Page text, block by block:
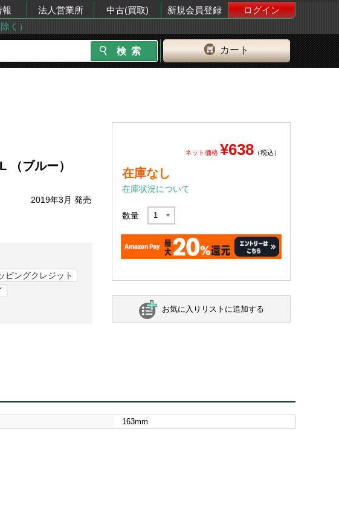
報 法人営業所 中古(買取) 新規会員登録
ログイン
く）
カート
（ブルー）
2019年3月 発売
ピングクレジット
ネット価格 ¥638 （税込）
在庫なし
在庫状況について
数量
お気に入りリストに追加する
163mm